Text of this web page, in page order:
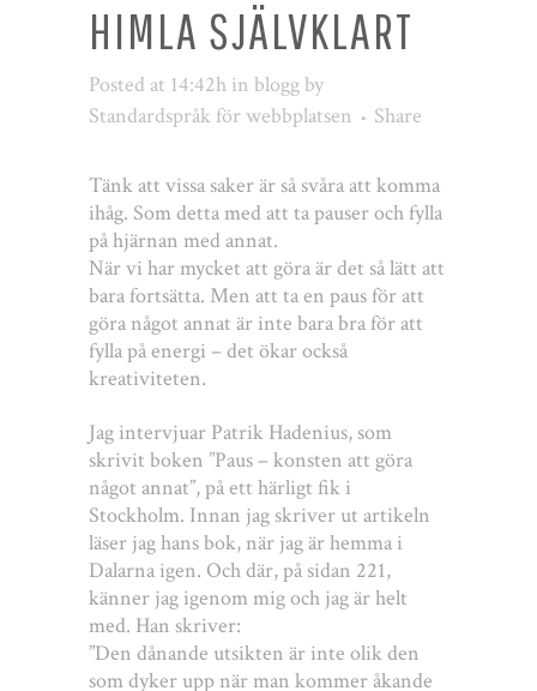
HIMLA SJÄLVKLART
Posted at 14:42h in bloggby
Standardspråk för webbplatsen
Share
Tänk att vissa saker är så svåra att komma
ihåg. Som detta med att ta pauser och fylla
på hjärnan med annat.
När vi har mycket att göra är det så lätt att
bara fortsätta. Men att ta en paus för att
göra något annat är inte bara bra för att
fylla på energi – det ökar också
kreativiteten.
Jag intervjuar Patrik Hadenius, som
skrivit boken ”Paus – konsten att göra
något annat”, på ett härligt fik i
Stockholm. Innan jag skriver ut artikeln
läser jag hans bok, när jag är hemma i
Dalarna igen. Och där, på sidan 221,
känner jag igenom mig och jag är helt
med. Han skriver:
”Den dånande utsikten är inte olik den
som dyker upp när man kommer åkande